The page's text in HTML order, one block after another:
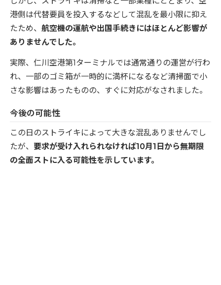
港側は代替要員を投入するなどして混乱を最小限に抑え
たため、 航空機の運航や出国手続きにはほとんど影響が
ありませんでした。
実際、仁川空港第1ターミナルでは通常通りの運営が行わ
れ、一部のゴミ箱が一時的に満杯になるなど清掃面で小
さな影響はあったものの、すぐに対応がなされました。
今後の可能性
この日のストライキによって大きな混乱ありませんでし
たが、 要求が受け入れられなければ10月1日から無期限
の全面ストに入る可能性を示しています。